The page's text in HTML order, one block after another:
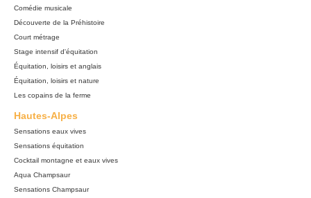
Comédie musicale
Découverte de la Préhistoire
Court métrage
Stage intensif d'équitation
Équitation, loisirs et anglais
Équitation, loisirs et nature
Les copains de la ferme
Hautes-Alpes
Sensations eaux vives
Sensations équitation
Cocktail montagne et eaux vives
Aqua Champsaur
Sensations Champsaur